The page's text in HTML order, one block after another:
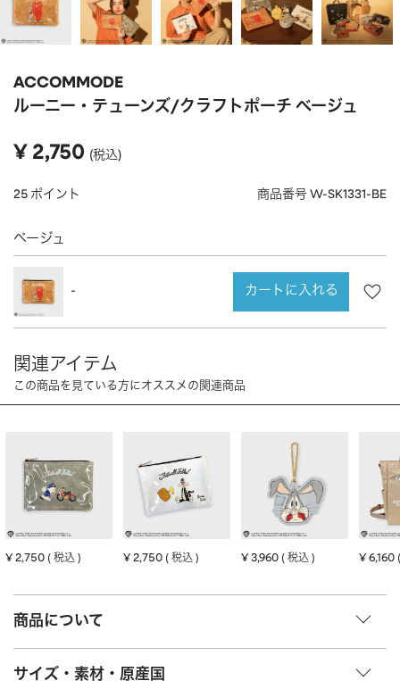
RAIN GOODS レイングッズ
ALLすべて
WALLET財布
PASS CASE
TABLEWARE
CHARM
OTHERその他
MOBILEモバイル
I PHONE CASE iPhoneケース
PC/TABLETPC・タブレット
ACCESSORY アクセサリー
PIERCEピアス
EARRING イヤリング
～
在庫のある商品のみ表示
ACCOMMODE
ルーニー・テューンズ/クラフトポーチ ベージュ
¥ 2,750 税込
25 ポイント 商品番号 W-SK1331-BE
ベージュ
- カートに入れる
¥ 2,750 税込 ¥ 2,750 税込 ¥ 3,960 税込 ¥ 6,160
商品について
サイズ・素材・原産国